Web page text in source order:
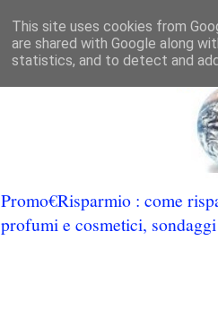
Promo€Risparmio : come
profumi e cosmetici,
This site uses cookies from
are shared with Google along
statistics, and to detect and